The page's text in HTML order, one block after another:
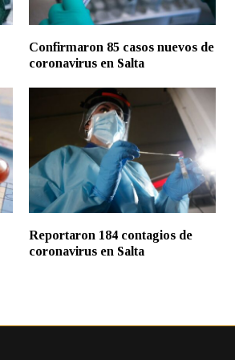
Confirmaron 85 casos nuevos de
coronavirus en Salta
Reportaron 184 contagios de
coronavirus en Salta